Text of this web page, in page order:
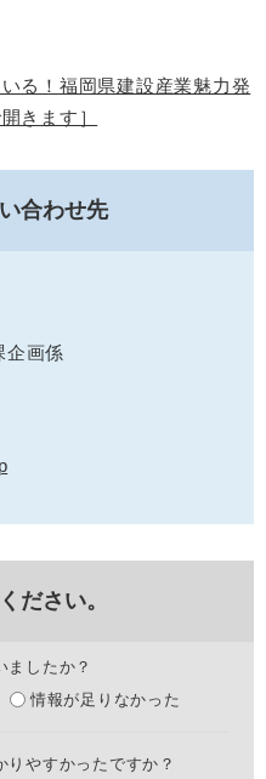
る！福岡県建設産業魅力発
きます］
合わせ先
企画係
ださい。
ましたか？
情報が足りなかった
やすかったですか？